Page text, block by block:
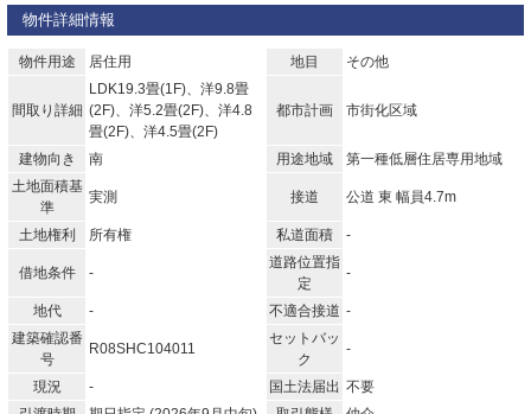
物件詳細情報
物件用途 居住用 地目 その他
間取り詳細
LDK19.3畳(1F)、洋9.8畳
(2F)、洋5.2畳(2F)、洋4.8
畳(2F)、洋4.5畳(2F)
都市計画 市街化区域
建物向き 南 用途地域
第一種低層住居専用地域
土地面積基
準
実測 接道 公道 東 幅員4.7m
土地権利 所有権 私道面積 -
借地条件 -
道路位置指
定
-
地代 - 不適合接道 -
建築確認番
号
R08SHC104011
セットバッ
ク
-
現況 - 国土法届出 不要